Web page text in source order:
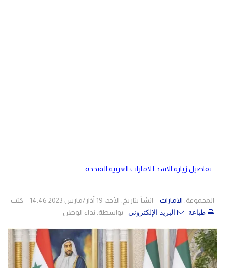
تفاصيل زيارة الاسد للامارات العربية المتحدة
المجموعة: الامارات انشأ بتاريخ: الأحد، 19 آذار/مارس 2023 14:46
كتب
بواسطة: نداء الوطن طباعة البريد الإلكتروني